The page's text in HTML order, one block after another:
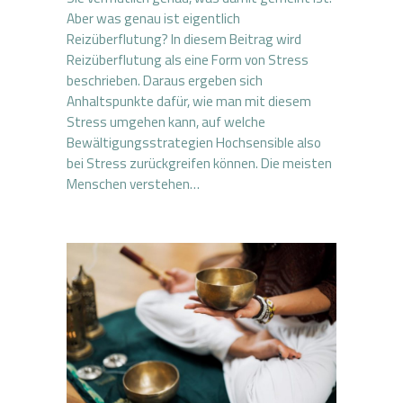
Aber was genau ist eigentlich
Reizüberflutung? In diesem Beitrag wird
Reizüberflutung als eine Form von Stress
beschrieben. Daraus ergeben sich
Anhaltspunkte dafür, wie man mit diesem
Stress umgehen kann, auf welche
Bewältigungsstrategien Hochsensible also
bei Stress zurückgreifen können. Die meisten
Menschen verstehen…